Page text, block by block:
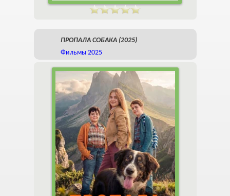
ПРОПАЛА СОБАКА (2025)
Фильмы 2025